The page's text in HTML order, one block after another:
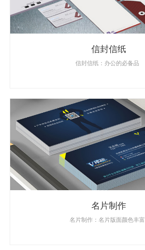
信封信纸
信封信纸：办公的必备品
名片制作
名片制作：名片版面颜色丰富